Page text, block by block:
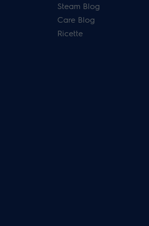
Steam Blog
Care Blog
Ricette